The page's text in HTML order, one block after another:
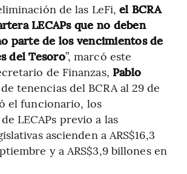
de las LeFi,el BCRA
LECAPs que no deben
parte de los vencimientos de
del Tesoro”, marcó este
de Finanzas, Pablo
tenencias del BCRA al 29 de
el funcionario, los
LECAPs previo a las
ascienden a ARS$16,3
y a ARS$3,9 billones en